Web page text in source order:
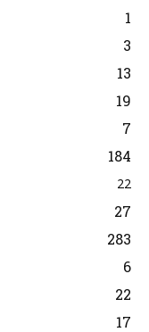
1
3
13
19
7
184
22
27
283
6
22
17